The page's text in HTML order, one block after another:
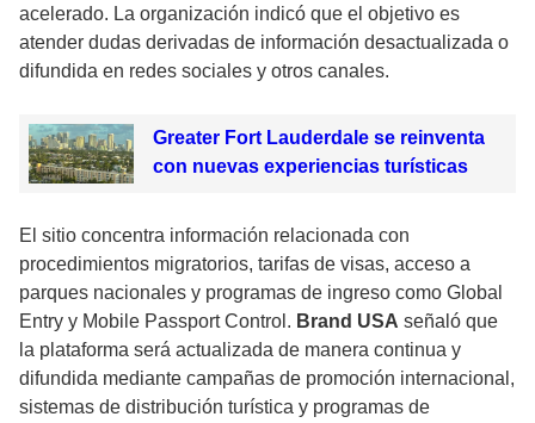
acelerado. La organización indicó que el objetivo es
atender dudas derivadas de información desactualizada o
difundida en redes sociales y otros canales.
Greater Fort Lauderdale se reinventa
con nuevas experiencias turísticas
El sitio concentra información relacionada con
procedimientos migratorios, tarifas de visas, acceso a
parques nacionales y programas de ingreso como Global
Entry y Mobile Passport Control. Brand USA señaló que
la plataforma será actualizada de manera continua y
difundida mediante campañas de promoción internacional,
sistemas de distribución turística y programas de